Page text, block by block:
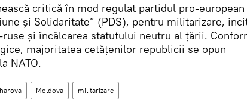
critică în mod regulat partidul pro-european
și Solidaritate” (PDS), pentru militarizare,
și încălcarea statutului neutru al țării.
majoritatea cetățenilor republicii se opun
NATO.
Moldova militarizare